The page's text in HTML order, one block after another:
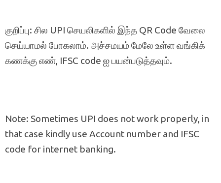
குறிப்பு: சில UPI செயலிகளில் இந்த QR Code வேலை
செய்யாமல் போகலாம். அச்சமயம் மேலே உள்ள வங்கிக்
கணக்கு எண், IFSC code ஐ பயன்படுத்தவும்.
Note: Sometimes UPI does not work properly, in
that case kindly use Account number and IFSC
code for internet banking.